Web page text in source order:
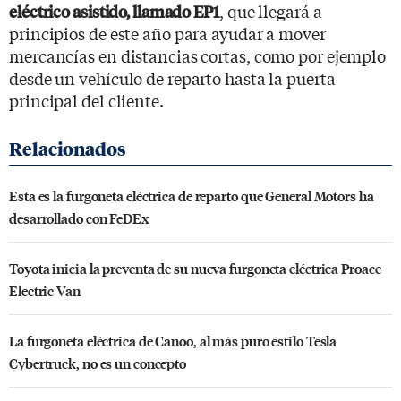
eléctrico asistido, llamado EP1, que llegará a
principios de este año para ayudar a mover
mercancías en distancias cortas, como por ejemplo
desde un vehículo de reparto hasta la puerta
principal del cliente.
Esta es la furgoneta eléctrica de reparto que General Motors ha
desarrollado con FeDEx
Toyota inicia la preventa de su nueva furgoneta eléctrica Proace
Electric Van
La furgoneta eléctrica de Canoo, al más puro estilo Tesla
Cybertruck, no es un concepto